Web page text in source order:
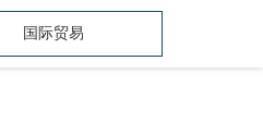
国际贸易